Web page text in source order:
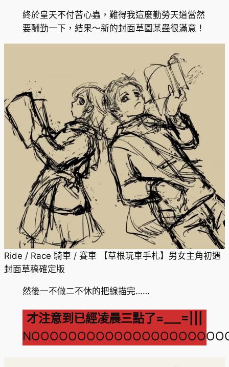
終於皇天不付苦心蟲，難得我這麼勤勞天道當然
要酬勤一下，結果～新的封面草圖某蟲很滿意！
Ride / Race 騎車 / 賽車 【草根玩車手札】男女主角初遇
封面草稿確定版
然後一不做二不休的把線描完……
才注意到已經凌晨三點了=___=|||